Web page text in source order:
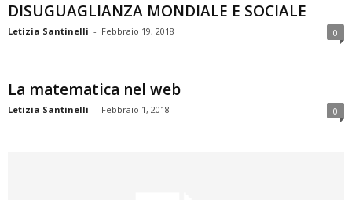
DISUGUAGLIANZA MONDIALE E SOCIALE
Letizia Santinelli - Febbraio 19, 2018 0
La matematica nel web
Letizia Santinelli - Febbraio 1, 2018 0